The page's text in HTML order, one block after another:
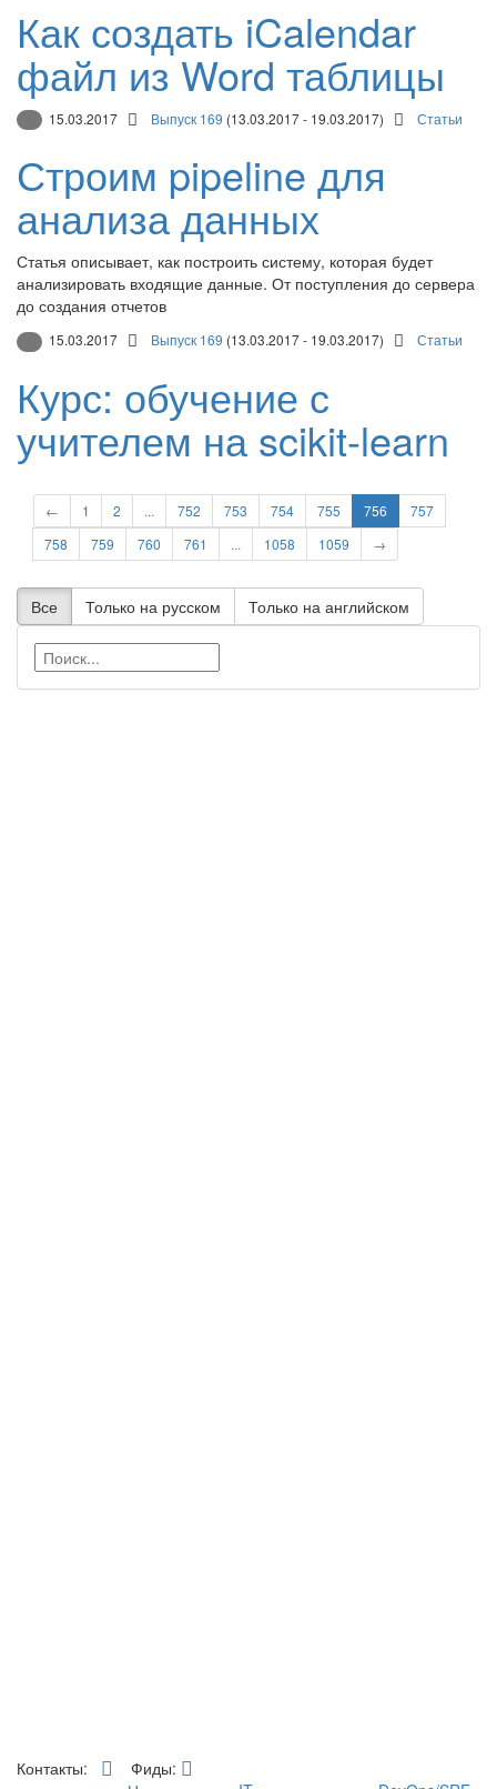
Как создать iCalendar
файл из Word таблицы
15.03.2017 Выпуск 169 (13.03.2017 - 19.03.2017) Статьи
Строим pipeline для
анализа данных
Статья описывает, как построить систему, которая будет
анализировать входящие данные. От поступления до сервера
до создания отчетов
15.03.2017 Выпуск 169 (13.03.2017 - 19.03.2017) Статьи
Курс: обучение с
учителем на scikit-learn
← 1 2 ... 752 753 754 755 756
757
758
759 760 761 ... 1058 1059 →
Все Только на русском Только на английском
Контакты:
Фиды: